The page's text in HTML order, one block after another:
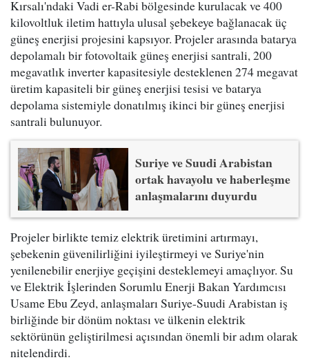
Kırsalı'ndaki Vadi er-Rabi bölgesinde kurulacak ve 400
kilovoltluk iletim hattıyla ulusal şebekeye bağlanacak üç
güneş enerjisi projesini kapsıyor. Projeler arasında batarya
depolamalı bir fotovoltaik güneş enerjisi santrali, 200
megavatlık inverter kapasitesiyle desteklenen 274 megavat
üretim kapasiteli bir güneş enerjisi tesisi ve batarya
depolama sistemiyle donatılmış ikinci bir güneş enerjisi
santrali bulunuyor.
Suriye ve Suudi Arabistan
ortak havayolu ve haberleşme
anlaşmalarını duyurdu
Projeler birlikte temiz elektrik üretimini artırmayı,
şebekenin güvenilirliğini iyileştirmeyi ve Suriye'nin
yenilenebilir enerjiye geçişini desteklemeyi amaçlıyor. Su
ve Elektrik İşlerinden Sorumlu Enerji Bakan Yardımcısı
Usame Ebu Zeyd, anlaşmaları Suriye-Suudi Arabistan iş
birliğinde bir dönüm noktası ve ülkenin elektrik
sektörünün geliştirilmesi açısından önemli bir adım olarak
nitelendirdi.